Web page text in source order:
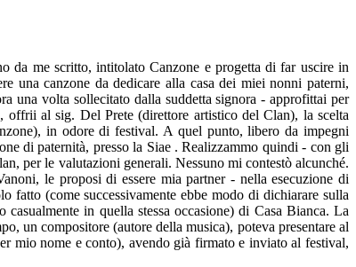
da me scritto, intitolato Canzone e progetta di far uscire in
una canzone da dedicare alla casa dei miei nonni paterni,
una volta sollecitato dalla suddetta signora - approfittai per
offrii al sig. Del Prete (direttore artistico del Clan), la scelta
in odore di festival. A quel punto, libero da impegni
di paternità, presso la Siae . Realizzammo quindi - con gli
per le valutazioni generali. Nessuno mi contestò alcunché.
le proposi di essere mia partner - nella esecuzione di
fatto (come successivamente ebbe modo di dichiarare sulla
in quella stessa occasione) di Casa Bianca. La
un compositore (autore della musica), poteva presentare al
mio nome e conto), avendo già firmato e inviato al festival,